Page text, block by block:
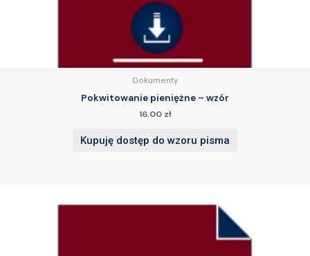
Dokumenty
Pokwitowanie pieniężne – wzór
16.00 zł
Kupuję dostęp do wzoru pisma